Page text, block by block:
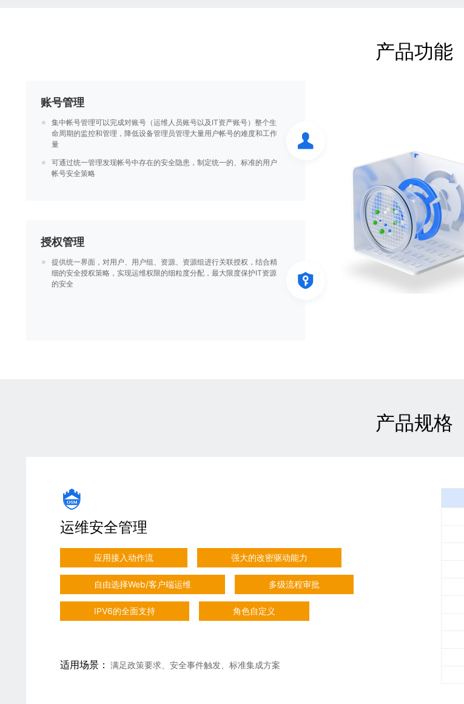
产品功能
账号管理
集中帐号管理可以完成对账号（运维人员账号以及IT资产账号）整个生
命周期的监控和管理，降低设备管理员管理大量用户帐号的难度和工作
量
可通过统一管理发现帐号中存在的安全隐患，制定统一的、标准的用户
帐号安全策略
授权管理
提供统一界面，对用户、用户组、资源、资源组进行关联授权，结合精
细的安全授权策略，实现运维权限的细粒度分配，最大限度保护IT资源
的安全
产品规格
运维安全管理
应用接入动作流 强大的改密驱动能力
自由选择Web/客户端运维 多级流程审批
IPV6的全面支持 角色自定义
适用场景： 满足政策要求、安全事件触发、标准集成方案